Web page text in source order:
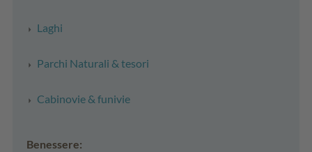
Laghi
Parchi Naturali & tesori
Cabinovie & funivie
Benessere: